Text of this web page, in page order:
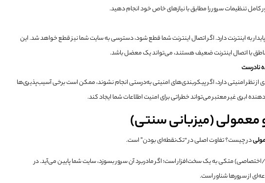
تنظیمات سرور را مطابق با نیازهای خاص خود انجام دهید.
به اینترنت دارد. اگر اتصال اینترنت شما قطع شود، دسترسی به سایت شما نیز قطع خواهد شد. این
با اتصال اینترنت ضعیف هستند، می‌تواند یک معضل باشد.
نادرست
از نظر امنیتی دارد، اگر پیکربندی‌های امنیتی به‌درستی انجام نشوند، ممکن است برخی آسیب‌پذیری‌ها
ابری غیر معتبر می‌تواند خطراتی برای امنیت اطلاعات شما ایجاد کند.
معمولی (میزبانی سنتی)
در چیست؟ تفاوت اصلی در “تک‌نقطه‌ای بودن” است.
متکی به یک سخت‌افزار است؛ اگر مادربرد آن سرور بسوزد، سایت شما پایین می‌آید. در
از سرورها شناور است.